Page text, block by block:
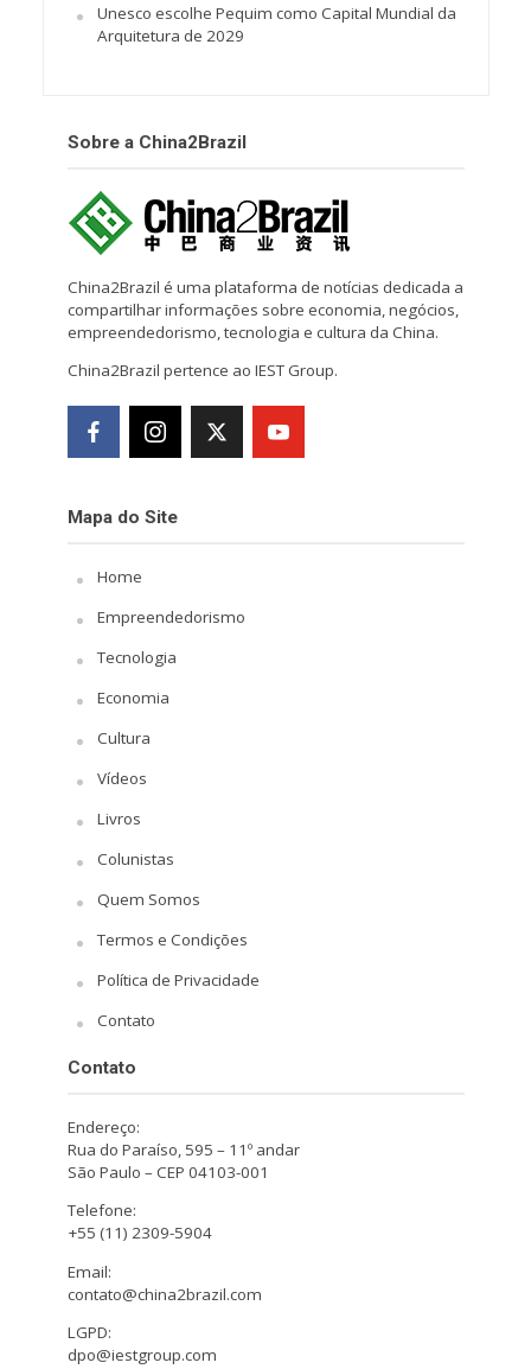
Unesco escolhe Pequim como Capital Mundial da
Arquitetura de 2029
Sobre a China2Brazil
China2Brazil é uma plataforma de notícias dedicada a
compartilhar informações sobre economia, negócios,
empreendedorismo, tecnologia e cultura da China.
China2Brazil pertence ao IEST Group.
Mapa do Site
Home
Empreendedorismo
Tecnologia
Economia
Cultura
Vídeos
Livros
Colunistas
Quem Somos
Termos e Condições
Política de Privacidade
Contato
Contato
Endereço:
Rua do Paraíso, 595 – 11º andar
São Paulo – CEP 04103-001
Telefone:
+55 (11) 2309-5904
Email:
contato@china2brazil.com
LGPD:
dpo@iestgroup.com